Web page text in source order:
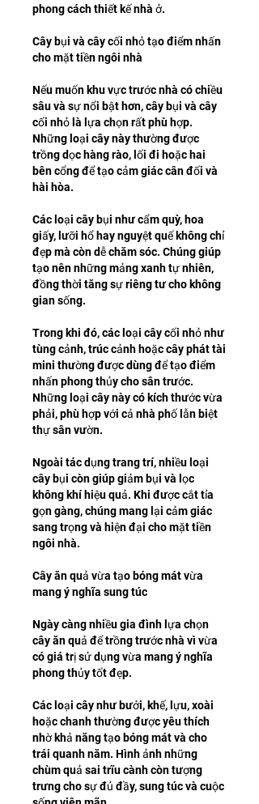
phong cách thiết kế nhà ở.
Cây bụi và cây cối nhỏ tạo điểm nhấn
cho mặt tiền ngôi nhà
Nếu muốn khu vực trước nhà có chiều
sâu và sự nổi bật hơn, cây bụi và cây
cối nhỏ là lựa chọn rất phù hợp.
Những loại cây này thường được
trồng dọc hàng rào, lối đi hoặc hai
bên cổng để tạo cảm giác cân đối và
hài hòa.
Các loại cây bụi như cẩm quỳ, hoa
giấy, lưỡi hổ hay nguyệt quế không chỉ
đẹp mà còn dễ chăm sóc. Chúng giúp
tạo nên những mảng xanh tự nhiên,
đồng thời tăng sự riêng tư cho không
gian sống.
Trong khi đó, các loại cây cối nhỏ như
tùng cảnh, trúc cảnh hoặc cây phát tài
mini thường được dùng để tạo điểm
nhấn phong thủy cho sân trước.
Những loại cây này có kích thước vừa
phải, phù hợp với cả nhà phố lẫn biệt
thự sân vườn.
Ngoài tác dụng trang trí, nhiều loại
cây bụi còn giúp giảm bụi và lọc
không khí hiệu quả. Khi được cắt tỉa
gọn gàng, chúng mang lại cảm giác
sang trọng và hiện đại cho mặt tiền
ngôi nhà.
Cây ăn quả vừa tạo bóng mát vừa
mang ý nghĩa sung túc
Ngày càng nhiều gia đình lựa chọn
cây ăn quả để trồng trước nhà vì vừa
có giá trị sử dụng vừa mang ý nghĩa
phong thủy tốt đẹp.
Các loại cây như bưởi, khế, lựu, xoài
hoặc chanh thường được yêu thích
nhờ khả năng tạo bóng mát và cho
trái quanh năm. Hình ảnh những
chùm quả sai trĩu cành còn tượng
trưng cho sự đủ đầy, sung túc và cuộc